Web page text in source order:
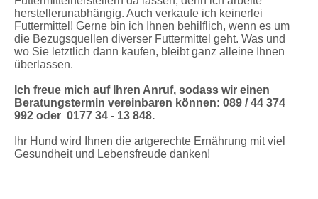
herstellerunabhängig. Auch verkaufe ich keinerlei
Futtermittel! Gerne bin ich Ihnen behilflich, wenn es um
die Bezugsquellen diverser Futtermittel geht. Was und
wo Sie letztlich dann kaufen, bleibt ganz alleine Ihnen
überlassen.
Ich freue mich auf Ihren Anruf, sodass wir einen
Beratungstermin vereinbaren können: 089 / 44 374
992 oder 0177 34 - 13 848.
Ihr Hund wird Ihnen die artgerechte Ernährung mit viel
Gesundheit und Lebensfreude danken!